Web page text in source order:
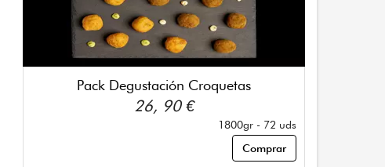
Pack Degustación Croquetas
26, 90 €
1800gr - 72 uds
Comprar